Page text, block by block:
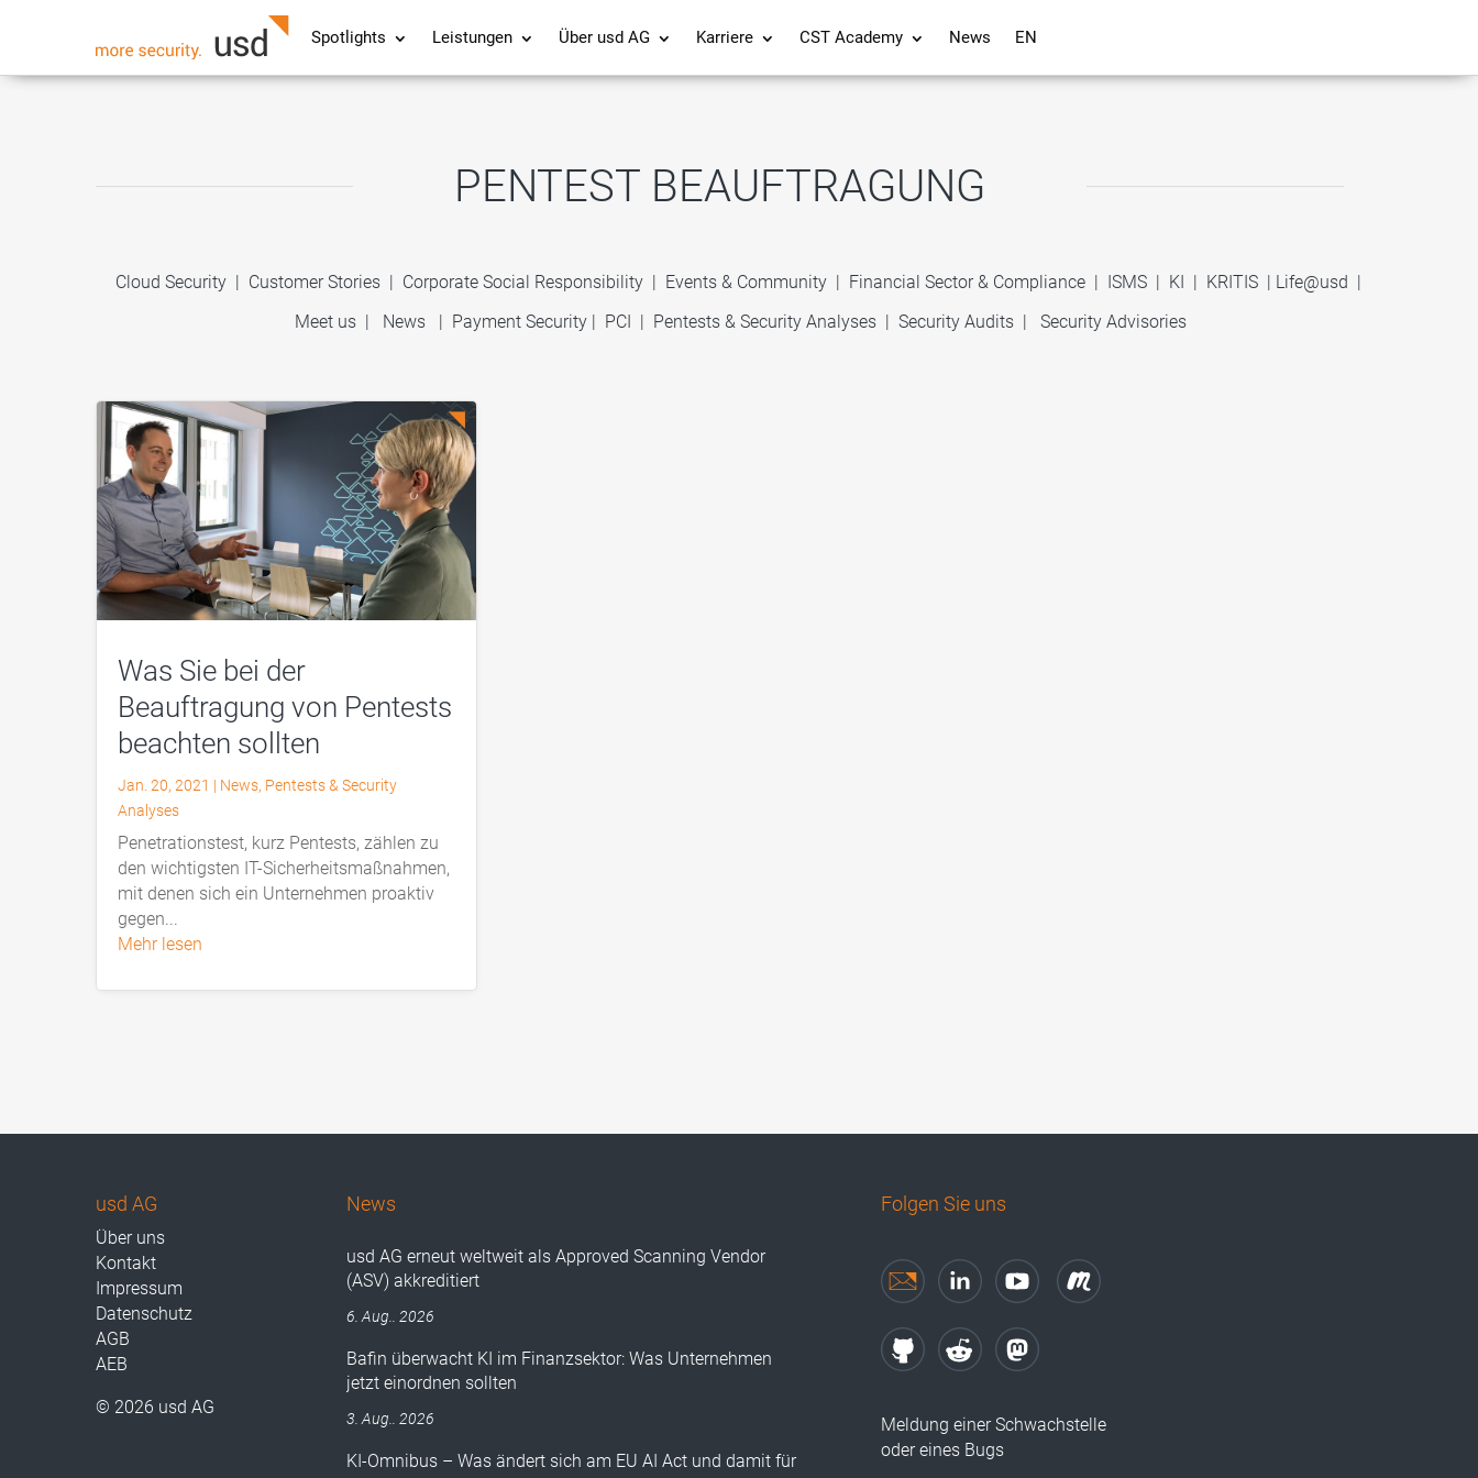
Spotlights Leistungen Über usd AG Karriere CST Academy News EN
PENTEST BEAUFTRAGUNG
Cloud Security | Customer Stories | Corporate Social Responsibility | Events & Community | Financial Sector & Compliance | ISMS | KI | KRITIS | Life@usd |
Meet us | News | Payment Security | PCI | Pentests & Security Analyses |Security Audits |Security Advisories
Was Sie bei der
Beauftragung von Pentests
beachten sollten
Jan. 20, 2021 | News, Pentests & Security
Analyses
Penetrationstest, kurz Pentests, zählen zu
den wichtigsten IT-Sicherheitsmaßnahmen,
mit denen sich ein Unternehmen proaktiv
gegen...
mehr lesen
usd AG
Über uns
Kontakt
Impressum
Datenschutz
AGB
AEB
© 2026 usd AG
News
usd AG erneut weltweit als Approved Scanning Vendor
(ASV) akkreditiert
6. Aug.. 2026
Bafin überwacht KI im Finanzsektor: Was Unternehmen
jetzt einordnen sollten
3. Aug.. 2026
KI-Omnibus – Was ändert sich am EU AI Act und damit für
Folgen Sie uns
Meldung einer Schwachstelle
oder eines Bugs